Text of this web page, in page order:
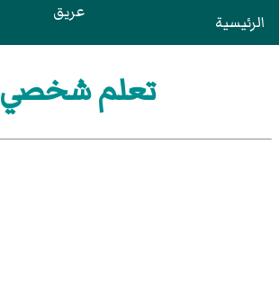
الرئيسية عريق
تعلم شخصي